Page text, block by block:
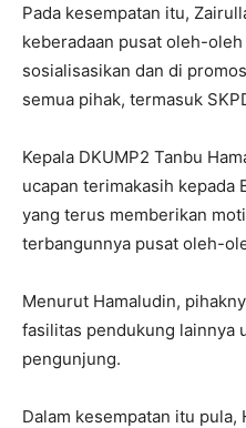
Pada kesempatan itu,
keberadaan pusat oleh-
sosialisasikan dan di
semua pihak, termasuk
Kepala DKUMP2 Tanbu
ucapan terimakasih kepada
yang terus memberikan
terbangunnya pusat oleh-
Menurut Hamaludin,
fasilitas pendukung lainnya
pengunjung.
Dalam kesempatan itu pula,